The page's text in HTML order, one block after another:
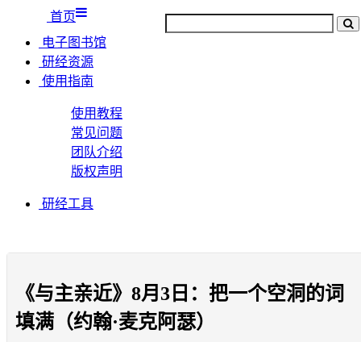
首页
电子图书馆
研经资源
使用指南
使用教程
常见问题
团队介绍
版权声明
研经工具
《与主亲近》8月3日：把一个空洞的词
填满（约翰·麦克阿瑟）